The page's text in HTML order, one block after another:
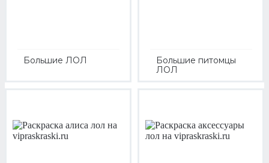
Большие ЛОЛ
Большие питомцы
ЛОЛ